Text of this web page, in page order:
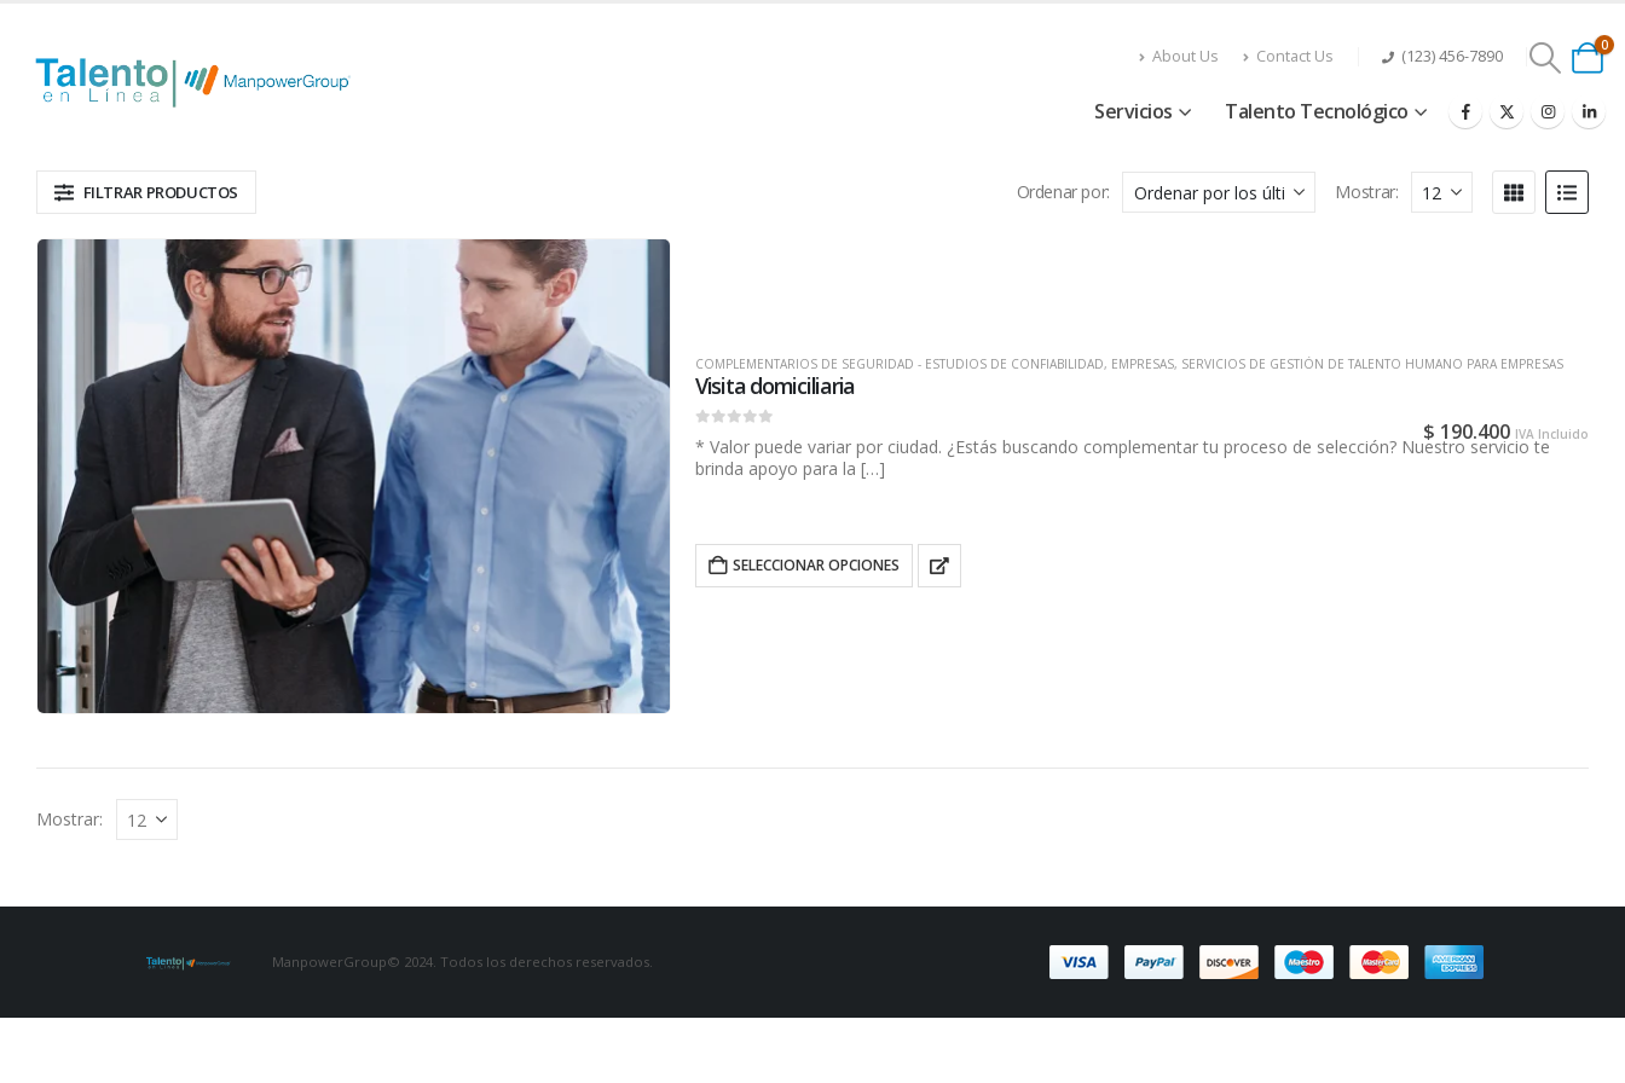
About Us Contact Us (123) 456-7890
0
Servicios Talento Tecnológico
FILTRAR PRODUCTOS Ordenar por: Mostrar:
COMPLEMENTARIOS DE SEGURIDAD - ESTUDIOS DE CONFIABILIDAD, EMPRESAS, SERVICIOS DE GESTIÓN DE TALENTO HUMANO PARA EMPRESAS
Visita domiciliaria
* Valor puede variar por ciudad. ¿Estás buscando complementar tu proceso de selección? Nuestro servicio te
brinda apoyo para la […]
$ 190.400 IVA Incluido
SELECCIONAR OPCIONES
Mostrar:
ManpowerGroup© 2024. Todos los derechos reservados.